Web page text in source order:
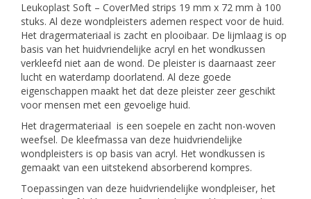
Leukoplast Soft – CoverMed strips 19 mm x 72 mm à 100
stuks. Al deze wondpleisters ademen respect voor de huid.
Het dragermateriaal is zacht en plooibaar. De lijmlaag is op
basis van het huidvriendelijke acryl en het wondkussen
verkleefd niet aan de wond. De pleister is daarnaast zeer
lucht en waterdamp doorlatend. Al deze goede
eigenschappen maakt het dat deze pleister zeer geschikt
voor mensen met een gevoelige huid.
Het dragermateriaal is een soepele en zacht non-woven
weefsel. De kleefmassa van deze huidvriendelijke
wondpleisters is op basis van acryl. Het wondkussen is
gemaakt van een uitstekend absorberend kompres.
Toepassingen van deze huidvriendelijke wondpleiser, het